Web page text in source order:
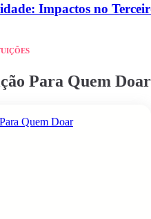
Impactos no
Para Quem Doar